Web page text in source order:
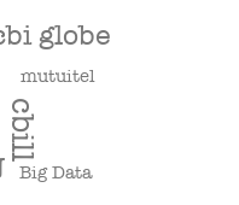
cbill
globe
mutuitel
Big Data